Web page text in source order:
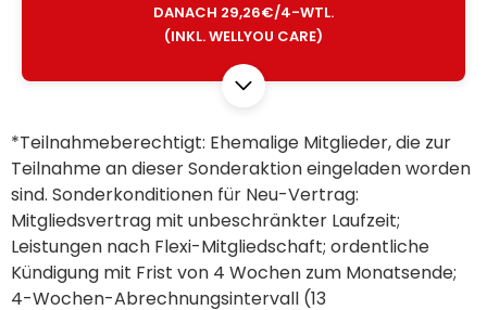
DANACH 29,26€/4-WTL.
(INKL. WELLYOU CARE)
*Teilnahmeberechtigt: Ehemalige Mitglieder, die zur
Teilnahme an dieser Sonderaktion eingeladen worden
sind. Sonderkonditionen für Neu-Vertrag:
Mitgliedsvertrag mit unbeschränkter Laufzeit;
Leistungen nach Flexi-Mitgliedschaft; ordentliche
Kündigung mit Frist von 4 Wochen zum Monatsende;
4-Wochen-Abrechnungsintervall (13